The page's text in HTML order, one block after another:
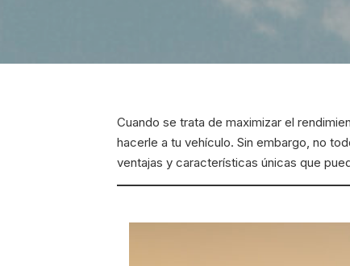
Cuando se trata de maximizar el
hacerle a tu vehículo. Sin embargo, no
ventajas y características únicas que